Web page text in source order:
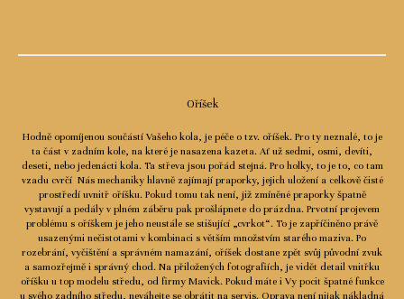
Oříšek
Hodně opomíjenou součástí Vašeho kola, je péče o tzv. oříšek. Pro ty neznalé, to je
ta část v zadním kole, na které je nasazena kazeta. Ať už sedmi, osmi, devíti,
deseti, nebo jedenácti kola. Ta střeva jsou pořád stejná. Pro holky, to je to, co tam
vzadu cvrčí Nás mechaniky hlavně zajímají praporky, jejich uložení a celkově čisté
prostředí uvnitř oříšku. Pokud tomu tak není, již zmíněné praporky špatně
vystavují a pedály v plném záběru pak prošlápnete do prázdna. Prvotní projevem
problému s oříškem je jeho neustále se stišující „cvrkot“. To je zapříčiněno právě
usazenými nečistotami v kombinaci s větším množstvím starého maziva. Po
rozebrání, vyčištění a správném namazání, oříšek dostane zpět svůj původní zvuk
a samozřejmě i správný chod. Na přiložených fotografiích, je vidět detail vnitřku
oříšku u top modelu středu, od firmy Mavick. Pokud máte i Vy pocit špatné funkce
u svého zadního středu, neváhejte se obrátit na servis. Oprava není nijak nákladná